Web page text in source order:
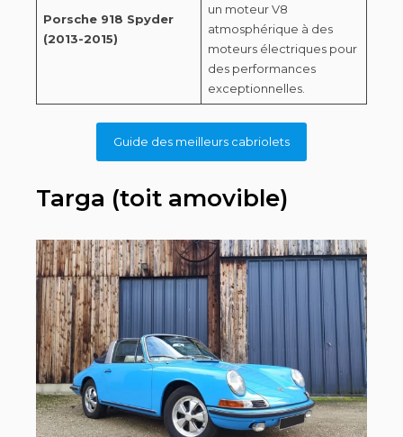
Porsche 918 Spyder
(2013-2015)
un moteur V8
atmosphérique à des
moteurs électriques pour
des performances
exceptionnelles.
Guide des meilleurs cabriolets
Targa (toit amovible)